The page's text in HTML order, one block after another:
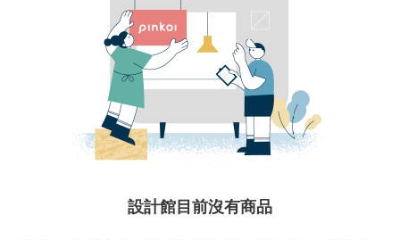
設計館目前沒有商品